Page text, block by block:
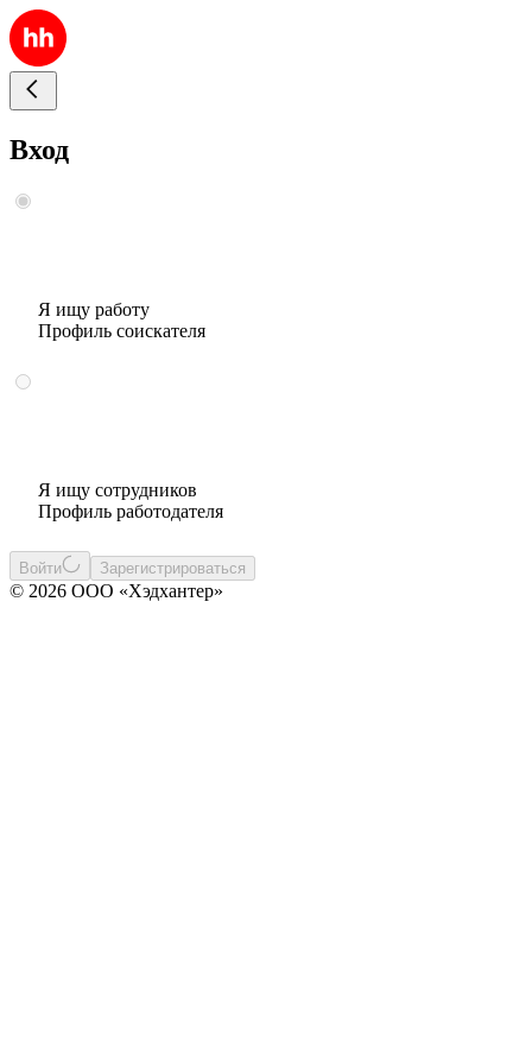
Вход
Я ищу работу
Профиль соискателя
Я ищу сотрудников
Профиль работодателя
Войти Зарегистрироваться
© 2026 ООО «Хэдхантер»